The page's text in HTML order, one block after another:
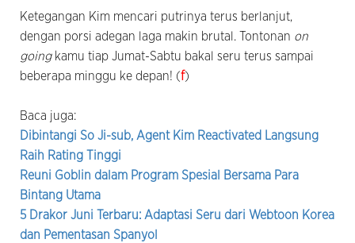
Ketegangan Kim mencari putrinya terus berlanjut,
dengan porsi adegan laga makin brutal. Tontonan on
goingkamu tiap Jumat-Sabtu bakal seru terus sampai
beberapa minggu ke depan! (f)
Baca juga:
Dibintangi So Ji-sub, Agent Kim Reactivated Langsung
Raih Rating Tinggi
Reuni Goblin dalam Program Spesial Bersama Para
Bintang Utama
5 Drakor Juni Terbaru: Adaptasi Seru dari Webtoon Korea
dan Pementasan Spanyol